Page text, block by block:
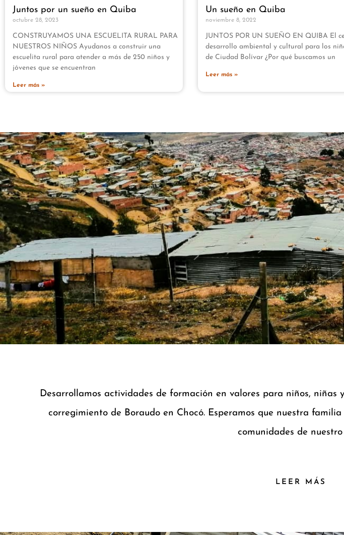
Juntos por un sueño en Quiba
octubre 28, 2023
CONSTRUYAMOS UNA ESCUELITA RURAL PARA
NUESTROS NIÑOS Ayudanos a construir una
escuelita rural para atender a más de 250 niños y
jóvenes que se encuentran
Leer más »
Un sueño en Quiba
noviembre 8, 2022
JUNTOS POR UN SUEÑO EN QUIBA El
desarrollo ambiental y cultural para los
de Ciudad Bolívar ¿Por qué buscamos un
Leer más »
Desarrollamos actividades de formación en valores para niños,
corregimiento de Boraudo en Chocó. Esperamos que nuestra
comunidades de nuestro
LEER MÁS